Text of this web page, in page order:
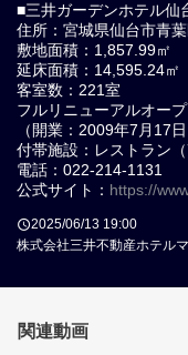
■三井ガーデンホテル仙
住所：宮城県仙台市青
敷地面積：1,857.99㎡
延床面積：14,595.24㎡
客室数：221室
フルリニューアルオー
（開業：2009年7月17日
付帯施設：レストラン
電話：022-214-1131
公式サイト： https://
2025/06/13 19:00
株式会社三井不動産ホテル
関連動画